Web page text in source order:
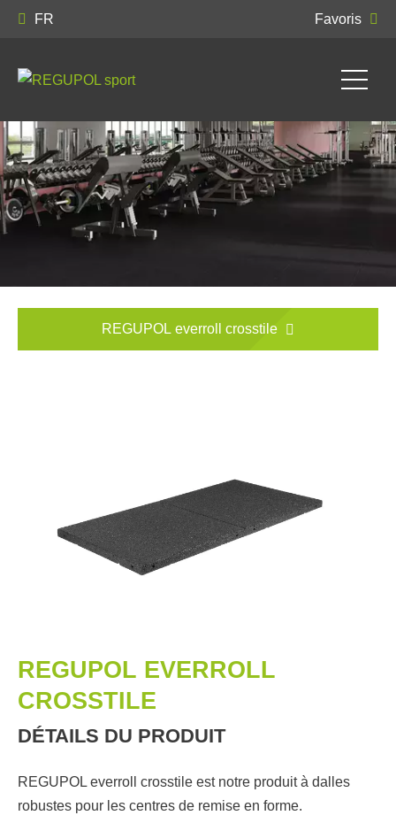
FR Favoris
REGUPOL everroll crosstile
REGUPOL EVERROLL
CROSSTILE
DÉTAILS DU PRODUIT
REGUPOL everroll crosstile est notre produit à dalles
robustes pour les centres de remise en forme.